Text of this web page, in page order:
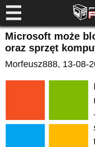
Microsoft może
oraz sprzęt
Morfeusz888, 13-08-